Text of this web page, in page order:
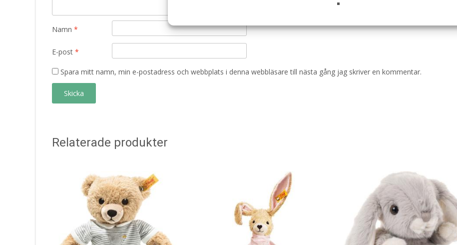
Namn *
E-post *
Spara mitt namn, min e-postadress och webbplats i denna webbläsare till nästa gång jag skriver en kommentar.
Relaterade produkter